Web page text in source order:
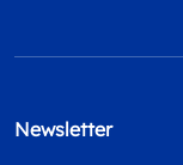
Newsletter